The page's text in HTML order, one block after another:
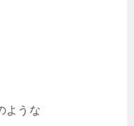
ような